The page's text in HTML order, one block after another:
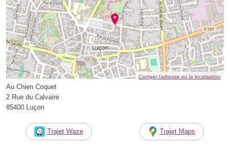
Corriger l’adresse ou la localisation
Au Chien Coquet
2 Rue du Calvaire
85400 Luçon
Trajet Waze Trajet Maps